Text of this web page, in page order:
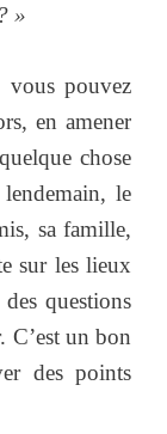
»
vous pouvez
en amener
chose
le
sa famille,
sur les lieux
questions
C’est un bon
des points